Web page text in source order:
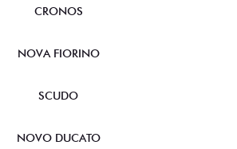
CRONOS
NOVA FIORINO
SCUDO
NOVO DUCATO